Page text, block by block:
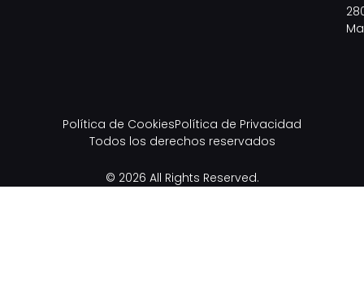
Política de CookiesPolítica de Privacidad
Todos los derechos reservados
© 2026 All Rights Reserved.